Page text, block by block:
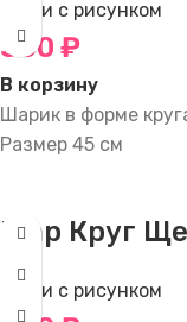
Круги с рисунком
350 ₽
В корзину
Шарик в форме
Размер 45 см
Шар Круг
Круги с рисунком